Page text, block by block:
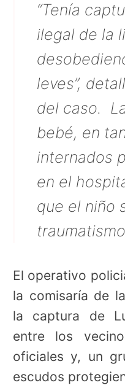
“Tenía
ilegal de la
leves”,
del caso.
bebé, en
internados
en el
que el niño
El operativo
la comisaría de
la captura de
entre los
oficiales y, un
escudos